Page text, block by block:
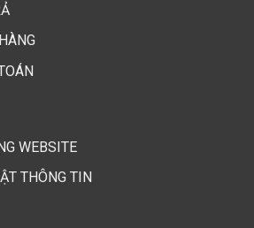
WEBSITE
THÔNG TIN